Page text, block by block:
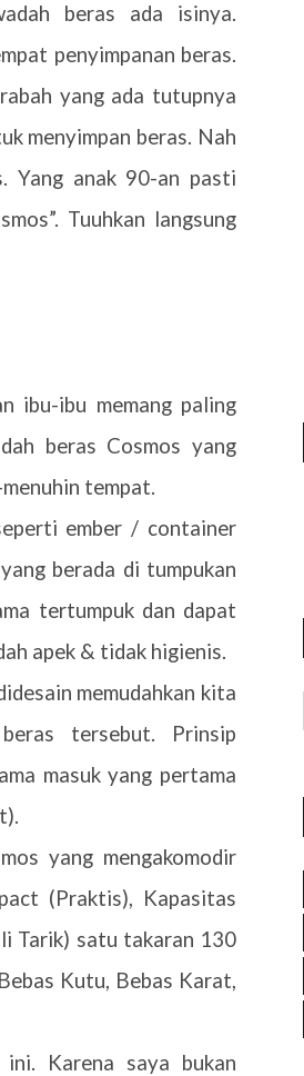
beras ada isinya.
penyimpanan beras.
yang ada tutupnya
menyimpan beras. Nah
Yang anak 90-an pasti
Tuuhkan langsung
ibu-ibu memang paling
beras Cosmos yang
tempat.
ember / container
berada di tumpukan
tertumpuk dan dapat
apek & tidak higienis.
memudahkan kita
tersebut. Prinsip
masuk yang pertama
yang mengakomodir
(Praktis), Kapasitas
Tarik) satu takaran 130
Kutu, Bebas Karat,
Karena saya bukan